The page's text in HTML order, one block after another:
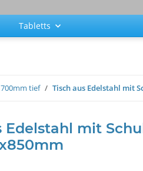
Tabletts
tief Tisch aus Edelstahl mit
Edelstahl mit